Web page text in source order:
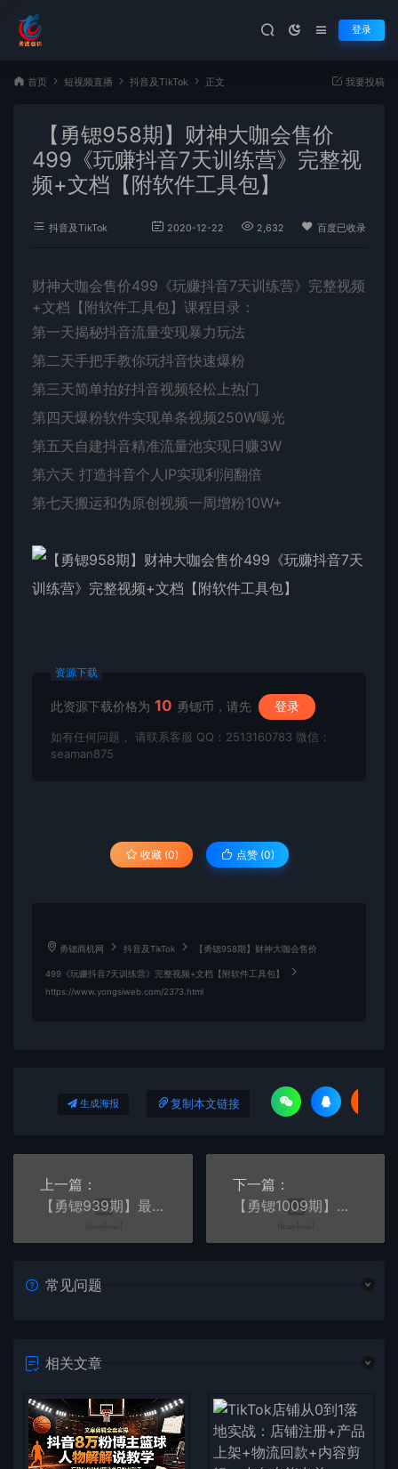
登录
首页 短视频直播 抖音及TikTok 正文 我要投稿
【勇锶958期】财神大咖会售价
499《玩赚抖音7天训练营》完整视
频+文档【附软件工具包】
抖音及TikTok 2020-12-22 2,632 百度已收录
财神大咖会售价499《玩赚抖音7天训练营》完整视频
+文档【附软件工具包】课程目录：
第一天揭秘抖音流量变现暴力玩法
第二天手把手教你玩抖音快速爆粉
第三天简单拍好抖音视频轻松上热门
第四天爆粉软件实现单条视频250W曝光
第五天自建抖音精准流量池实现日赚3W
第六天 打造抖音个人IP实现利润翻倍
第七天搬运和伪原创视频一周增粉10W+
资源下载
此资源下载价格为 10 勇锶币，请先 登录
如有任何问题， 请联系客服 QQ：2513160783 微信：
seaman875
收藏 (0) 点赞 (0)
勇锶商机网 抖音及TikTok 【勇锶958期】财神大咖会售价
499《玩赚抖音7天训练营》完整视频+文档【附软件工具包】
https://www.yongsiweb.com/2373.html
生成海报 复制本文链接
上一篇：
【勇锶939期】最新抖音解封模板与搬运评级技术！各种解封模板话术都有！
下一篇：
【勇锶1009期】无人直播技术非OBS，可带货，可引流，可刷礼物（附全套软件）
常见问题
相关文章